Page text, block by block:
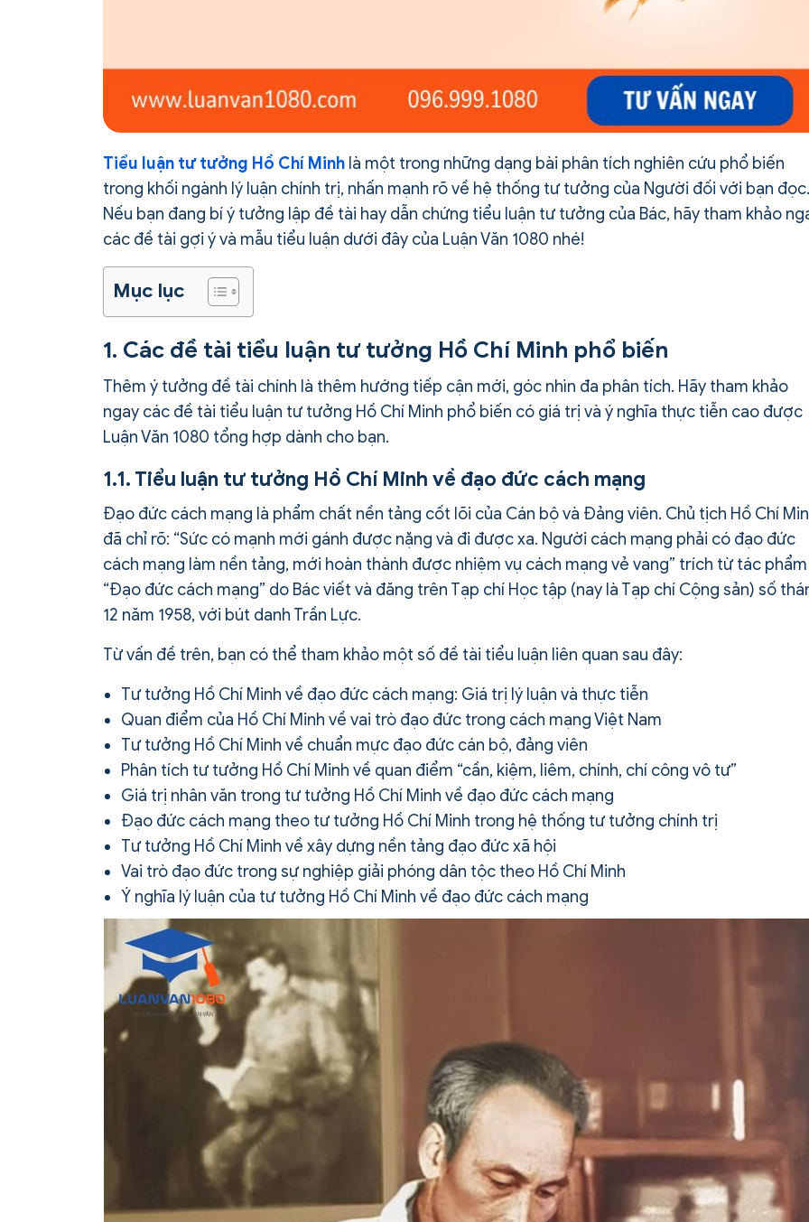
Tiểu luận tư tưởng Hồ Chí Minh là một trong những dạng bài phân tích nghiên cứu phổ biến
trong khối ngành lý luận chính trị, nhấn mạnh rõ về hệ thống tư tưởng của Người đối với bạn đọc.
Nếu bạn đang bí ý tưởng lập đề tài hay dẫn chứng tiểu luận tư tưởng của Bác, hãy tham khảo
các đề tài gợi ý và mẫu tiểu luận dưới đây của Luận Văn 1080 nhé!
Mục lục
1. Các đề tài tiểu luận tư tưởng Hồ Chí Minh phổ biến
Thêm ý tưởng đề tài chính là thêm hướng tiếp cận mới, góc nhìn đa phân tích. Hãy tham khảo
ngay các đề tài tiểu luận tư tưởng Hồ Chí Minh phổ biến có giá trị và ý nghĩa thực tiễn cao được
Luận Văn 1080 tổng hợp dành cho bạn.
1.1. Tiểu luận tư tưởng Hồ Chí Minh về đạo đức cách mạng
Đạo đức cách mạng là phẩm chất nền tảng cốt lõi của Cán bộ và Đảng viên. Chủ tịch Hồ Chí
đã chỉ rõ: “Sức có mạnh mới gánh được nặng và đi được xa. Người cách mạng phải có đạo đức
cách mạng làm nền tảng, mới hoàn thành được nhiệm vụ cách mạng vẻ vang” trích từ tác phẩm
“Đạo đức cách mạng” do Bác viết và đăng trên Tạp chí Học tập (nay là Tạp chí Cộng sản) số
12 năm 1958, với bút danh Trần Lực.
Từ vấn đề trên, bạn có thể tham khảo một số đề tài tiểu luận liên quan sau đây:
Tư tưởng Hồ Chí Minh về đạo đức cách mạng: Giá trị lý luận và thực tiễn
Quan điểm của Hồ Chí Minh về vai trò đạo đức trong cách mạng Việt Nam
Tư tưởng Hồ Chí Minh về chuẩn mực đạo đức cán bộ, đảng viên
Phân tích tư tưởng Hồ Chí Minh về quan điểm “cần, kiệm, liêm, chính, chí công vô tư”
Giá trị nhân văn trong tư tưởng Hồ Chí Minh về đạo đức cách mạng
Đạo đức cách mạng theo tư tưởng Hồ Chí Minh trong hệ thống tư tưởng chính trị
Tư tưởng Hồ Chí Minh về xây dựng nền tảng đạo đức xã hội
Vai trò đạo đức trong sự nghiệp giải phóng dân tộc theo Hồ Chí Minh
Ý nghĩa lý luận của tư tưởng Hồ Chí Minh về đạo đức cách mạng